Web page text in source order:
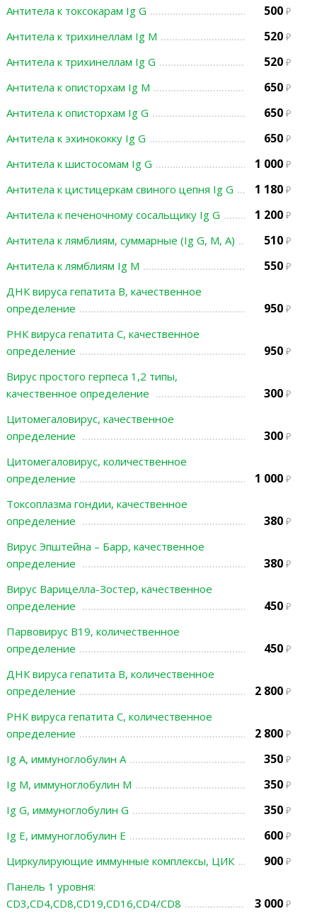
Антитела к токсокарам Ig G 500
Антитела к трихинеллам Ig М 520
Антитела к трихинеллам Ig G 520
Антитела к описторхам Ig М 650
Антитела к описторхам Ig G 650
Антитела к эхинококку Ig G 650
Антитела к шистосомам Ig G 1 000
Антитела к цистицеркам свиного цепня Ig G 1 180
Антитела к печеночному сосальщику Ig G 1 200
Антитела к лямблиям, суммарные (Ig G, М, А) 510
Антитела к лямблиям Ig М 550
ДНК вируса гепатита В, качественное
определение
950
РНК вируса гепатита С, качественное
определение
950
Вирус простого герпеса 1,2 типы,
качественное определение
300
Цитомегаловирус, качественное
определение
300
Цитомегаловирус, количественное
определение
1 000
Токсоплазма гондии, качественное
определение
380
Вирус Эпштейна – Барр, качественное
определение
380
Вирус Варицелла-Зостер, качественное
определение
450
Парвовирус В19, количественное
определение
450
ДНК вируса гепатита В, количественное
определение
2 800
РНК вируса гепатита С, количественное
определение
2 800
Ig A, иммуноглобулин A 350
Ig M, иммуноглобулин M 350
Ig G, иммуноглобулин G 350
Ig E, иммуноглобулин Е 600
Циркулирующие иммунные комплексы, ЦИК 900
Панель 1 уровня:
CD3,CD4,CD8,CD19,CD16,CD4/CD8
3 000